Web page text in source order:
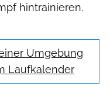
hintrainieren.
Umgebung
Laufkalender